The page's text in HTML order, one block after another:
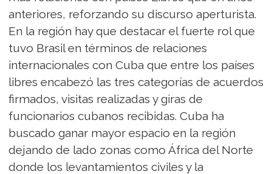
anteriores, reforzando su discurso aperturista.
En la región hay que destacar el fuerte rol que
tuvo Brasil en términos de relaciones
internacionales con Cuba que entre los países
libres encabezó las tres categorías de acuerdos
firmados, visitas realizadas y giras de
funcionarios cubanos recibidas. Cuba ha
buscado ganar mayor espacio en la región
dejando de lado zonas como África del Norte
donde los levantamientos civiles y la